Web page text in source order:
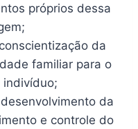
próprios dessa
da
familiar para o
indivíduo;
desenvolvimento da
e controle do